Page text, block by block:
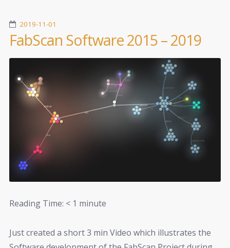
2019-11-01
FabScan Software 2015 – 2019
Reading Time: < 1 minute
Just created a short 3 min Video which illustrates the